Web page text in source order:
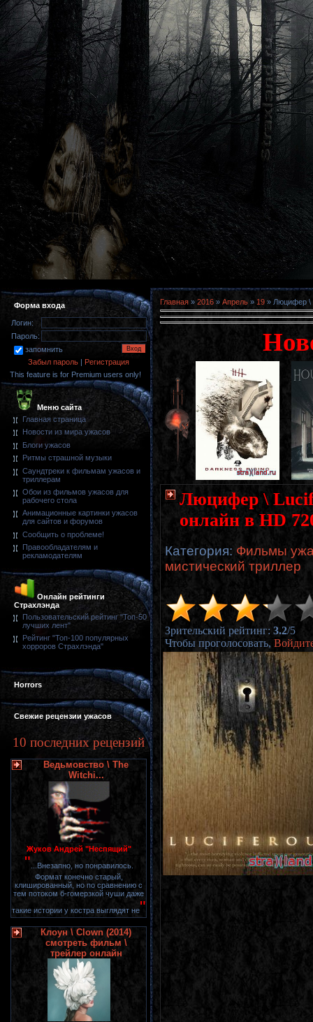
Форма входа
Логин:
Пароль:
запомнить
Забыл пароль | Регистрация
This feature is for Premium users only!
Меню сайта
Главная страница
Новости из мира ужасов
Блоги ужасов
Ритмы страшной музыки
Саундтреки к фильмам ужасов и
триллерам
Обои из фильмов ужасов для
рабочего стола
Анимационные картинки ужасов
для сайтов и форумов
Сообщить о проблеме!
Правообладателям и
рекламодателям
Онлайн рейтинги
Страхлэнда
Пользовательский рейтинг "Топ-50
лучших лент"
Рейтинг "Топ-100 популярных
хорроров Страхлэнда"
Horrors
Свежие рецензии ужасов
10 последних рецензий
Ведьмовство \ The
Witchi...
Жуков Андрей "Неспящий"
" ...Внезапно, но понравилось.
Формат конечно старый,
клишированный, но по сравнению с
тем потоком б-гомерзкой чуши даже
такие истории у костра выглядят не"
Клоун \ Clown (2014)
смотреть фильм \
трейлер онлайн
Главная » 2016 » Апрель » 19 » Люцифер \
Люцифер \
онлайн в HD
Категория: Фильмы
мистический триллер
Зрительский рейтинг: 3.2/5
Чтобы проголосовать,